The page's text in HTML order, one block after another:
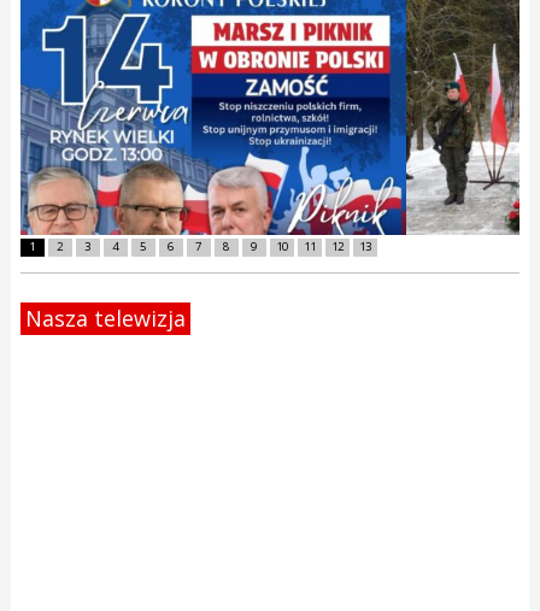
1 2 3 4 5 6 7 8 9 10 11 12 13
Nasza telewizja